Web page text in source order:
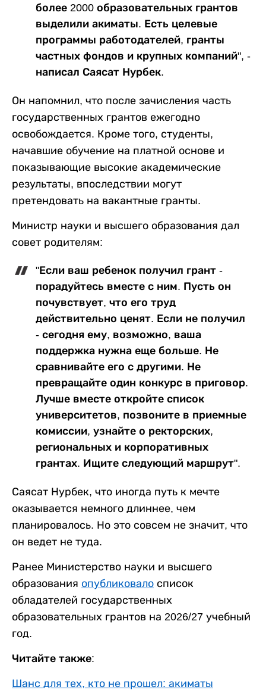
более 2000 образовательных грантов
выделили акиматы. Есть целевые
программы работодателей, гранты
частных фондов и крупных компаний", -
написал Саясат Нурбек.
Он напомнил, что после зачисления часть
государственных грантов ежегодно
освобождается. Кроме того, студенты,
начавшие обучение на платной основе и
показывающие высокие академические
результаты, впоследствии могут
претендовать на вакантные гранты.
Министр науки и высшего образования дал
совет родителям:
"Если ваш ребенок получил грант -
порадуйтесь вместе с ним. Пусть он
почувствует, что его труд
действительно ценят. Если не получил
- сегодня ему, возможно, ваша
поддержка нужна еще больше. Не
сравнивайте его с другими. Не
превращайте один конкурс в приговор.
Лучше вместе откройте список
университетов, позвоните в приемные
комиссии, узнайте о ректорских,
региональных и корпоративных
грантах. Ищите следующий маршрут".
Саясат Нурбек, что иногда путь к мечте
оказывается немного длиннее, чем
планировалось. Но это совсем не значит, что
он ведет не туда.
Ранее Министерство науки и высшего
образования опубликовало список
обладателей государственных
образовательных грантов на 2026/27 учебный
год.
Читайте также:
Шанс для тех, кто не прошел: акиматы